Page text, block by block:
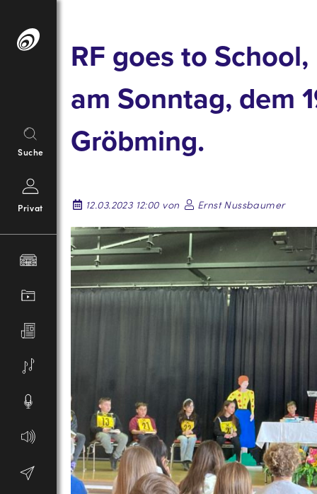
Inhalt
Suche
Privat
RF goes to
am Sonntag, dem
Gröbming.
12.03.2023 12:00 von Ernst Nussbaumer